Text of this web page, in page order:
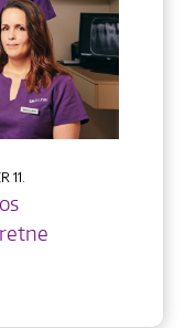
9150
2.
11.